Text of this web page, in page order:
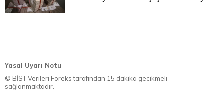
Yasal Uyarı Notu
© BİST Verileri Foreks tarafından 15 dakika gecikmeli
sağlanmaktadır.